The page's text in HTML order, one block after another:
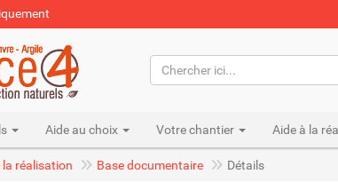
Aide au choix Votre chantier Aide à la
la réalisation Base documentaire Détails